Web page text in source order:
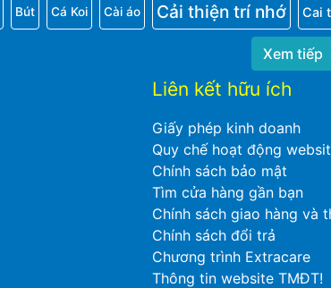
Bút Cá Koi Cài áo Cải thiện trí nhớ Cai
Xem tiếp
Liên kết hữu ích
Giấy phép kinh doanh
Quy chế hoạt động
Chính sách bảo mật
Tìm cửa hàng gần bạn
Chính sách giao hàng và
Chính sách đổi trả
Chương trình Extracare
Thông tin website TMĐT!